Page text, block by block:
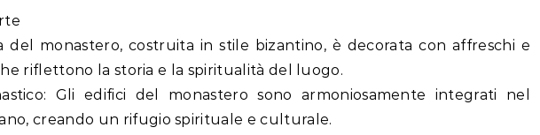
del monastero, costruita in stile bizantino, è decorata con affreschi e
riflettono la storia e la spiritualità del luogo.
Gli edifici del monastero sono armoniosamente integrati nel
creando un rifugio spirituale e culturale.